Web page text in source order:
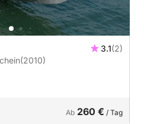
3.1(2)
(2010)
Ab 260 € / Tag